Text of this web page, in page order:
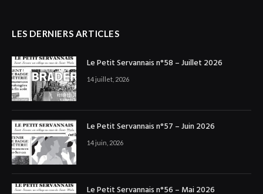
LES DERNIERS ARTICLES
Le Petit Servannais n°58 – Juillet 2026
14 juillet, 2026
Le Petit Servannais n°57 – Juin 2026
14 juin, 2026
Le Petit Servannais n°56 – Mai 2026